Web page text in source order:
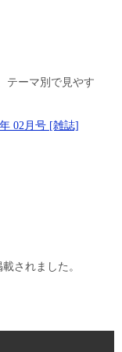
テーマ別で見やす
02月号 [雑誌]
されました。